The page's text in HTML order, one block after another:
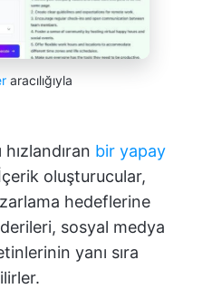
aracılığıyla
hızlandıran bir yapay
oluşturucular,
hedeflerine
sosyal medya
yanı sıra